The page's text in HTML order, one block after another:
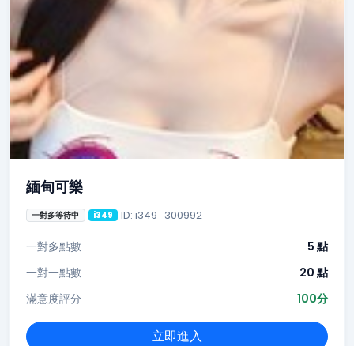
緬甸可樂
一對多等待中 i349 ID: i349_300992
一對多點數
5 點
一對一點數
20 點
滿意度評分
100分
立即進入